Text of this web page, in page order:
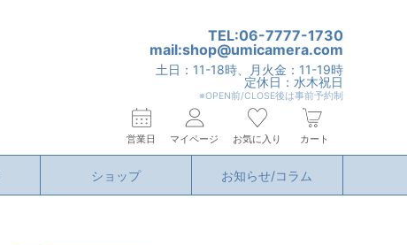
TEL:06-7777-1730
mail:shop@umicamera.com
土日：11-18時、月火金：11-19時
定休日：水木祝日
※OPEN前/CLOSE後は事前予約制
営業日 マイページ お気に入り カート
ショップ お知らせ/コラム